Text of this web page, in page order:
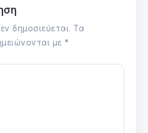
δημοσιεύεται. Τα
με *